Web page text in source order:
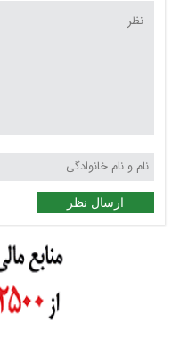
ارسال نظر